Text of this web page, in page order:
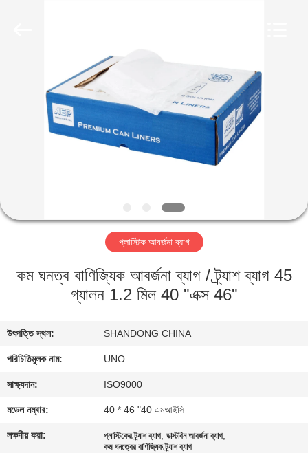
কারখানা
যোগাযোগ
করুন
খবর
প্লাস্টিক আবর্জনা ব্যাগ
কম ঘনত্ব বাণিজ্যিক আবর্জনা ব্যাগ / ট্র্যাশ ব্যাগ 45
গ্যালন 1.2 মিল 40 "এক্স 46"
উৎপত্তি স্থল: SHANDONG CHINA
পরিচিতিমুলক নাম: UNO
সাক্ষ্যদান: ISO9000
মডেল নম্বার: 40 * 46 "40 এমআইসি
লক্ষণীয় করা: প্লাস্টিকের ট্র্যাশ ব্যাগ,ডাস্টবিন আবর্জনা ব্যাগ,
কম ঘনত্বের বাণিজ্যিক ট্র্যাশ ব্যাগ